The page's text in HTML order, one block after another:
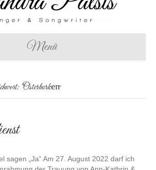
Menü
‘Osterburken̵
sagen „Ja“ Am 27. August 2022 darf ich